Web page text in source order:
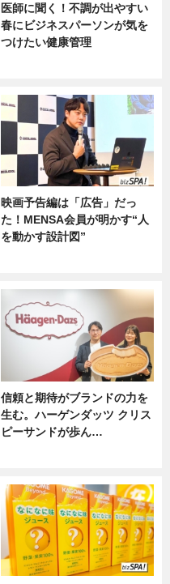
医師に聞く！不調が出やすい
春にビジネスパーソンが気を
つけたい健康管理
映画予告編は「広告」だっ
た！MENSA会員が明かす“人
を動かす設計図”
信頼と期待がブランドの力を
生む。ハーゲンダッツ クリス
ピーサンドが歩ん…